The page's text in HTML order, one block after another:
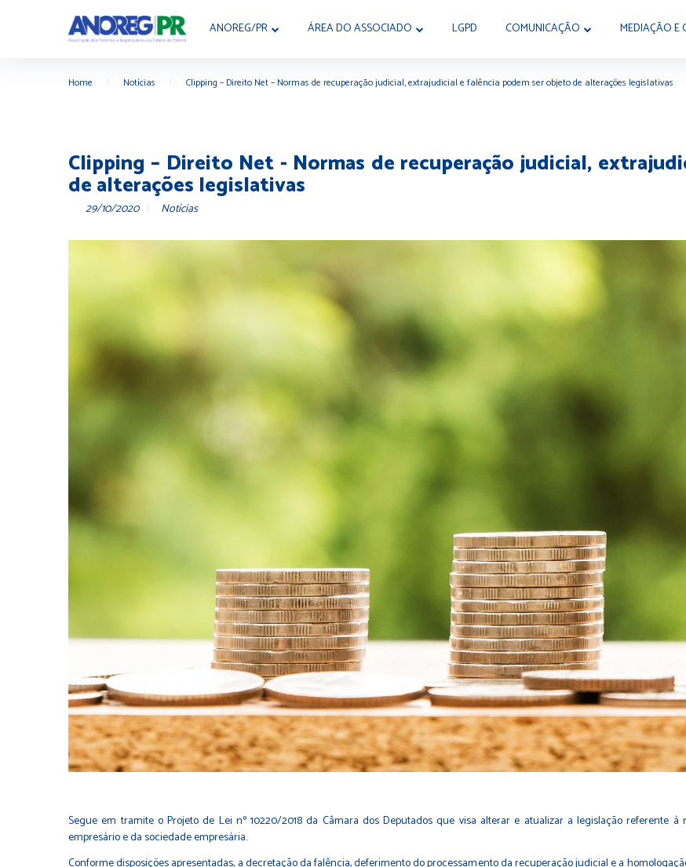
ANOREG/PR ÁREA DO ASSOCIADO LGPD COMUNICAÇÃO MEDIAÇÃO E
Home Notícias Clipping – Direito Net – Normas de recuperação judicial, extrajudicial e falência podem ser objeto de alterações legislativas
Clipping – Direito Net - Normas de recuperação judicial,
de alterações legislativas
29/10/2020 Notícias
Segue em tramite o Projeto de Lei nº 10220/2018 da Câmara dos Deputados que visa alterar e atualizar a legislação referente
empresário e da sociedade empresária.
Conforme disposições apresentadas, a decretação da falência, deferimento do processamento da recuperação judicial e a